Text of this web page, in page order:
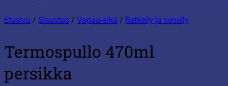
Etusivu / Sisustus / Vapaa-aika / Retkeily ja veneily
Termospullo 470ml
persikka